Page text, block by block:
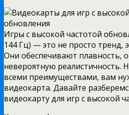
Игры с высокой частотой
144 Гц) — это не просто тренд,
Они обеспечивают плавность,
невероятную реалистичность.
всеми преимуществами, вам
видеокарта. Давайте
видеокарту для игр с высокой